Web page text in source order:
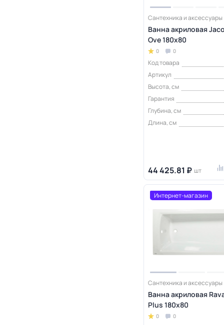
Сантехника и аксессуары
Ванна акриловая
Ove 180x80
0 0
Код товара
Артикул
Высота, см
Гарантия
Глубина, см
Длина, см
44 425.81 ₽ шт
Интернет-магазин
Сантехника и аксессуары
Ванна акриловая
Plus 180х80
0 0